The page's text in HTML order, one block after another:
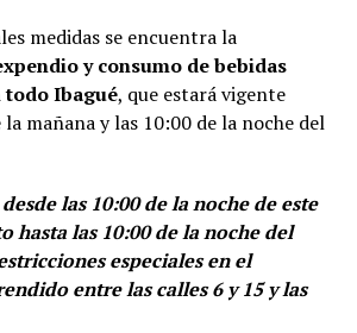
medidas se encuentra la
y consumo de bebidas
todo Ibagué, que estará vigente
mañana y las 10:00 de la noche del
las 10:00 de la noche de este
hasta las 10:00 de la noche del
especiales en el
entre las calles 6 y 15 y las